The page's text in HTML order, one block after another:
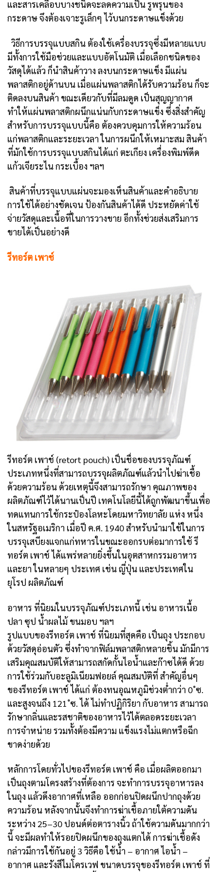
และสารเคลือบบางชนิดจะลดความเป็น รูพรุนของ
กระดาษ จึงต้องเจาะรูเล็กๆ ไว้บนกระดาษแข็งด้วย
วิธีการบรรจุแบบสกิน ต้องใช้เครื่องบรรจุซึ่งมีหลายแบบ
มีทั้งการใช้มือช่วยและแบบอัตโนมัติ เมื่อเลือกชนิดของ
วัสดุได้แล้ว ก็นำสินค้าวาง ลงบนกระดาษแข็ง มีแผ่น
พลาสติกอยู่ด้านบน เมื่อแผ่นพลาสติกได้รับความร้อน ก็จะ
ติดลงบนสินค้า ขณะเดียวกับที่มีลมดูด เป็นสุญญากาศ
ทำให้แผ่นพลาสติกผนึกแน่นกับกระดาษแข็ง ซึ่งสิ่งสำคัญ
สำหรับการบรรจุแบบนี้คือ ต้องควบคุมการให้ความร้อน
แก่พลาสติกและระยะเวลา ในการผนึกให้เหมาะสม สินค้า
ที่มักใช้การบรรจุแบบสกินได้แก่ ตะเกียง เครื่องพิมพ์ดีด
แก้วเจียระไน กระเบื้อง ฯลฯ
สินค้าที่บรรจุแบบแผ่นจะมองเห็นสินค้าและคำอธิบาย
การใช้ได้อย่างชัดเจน ป้องกันสินค้าได้ดี ประหยัดค่าใช้
จ่ายวัสดุและเนื้อที่ในการวางขาย อีกทั้งช่วยส่งเสริมการ
ขายได้เป็นอย่างดี
รีทอร์ต เพาช์
รีทอร์ต เพาช์ (retort pouch) เป็นชื่อของบรรจุภัณฑ์
ประเภทหนึ่งที่สามารถบรรจุผลิตภัณฑ์แล้วนำไปฆ่าเชื้อ
ด้วยความร้อน ด้วยเหตุนี้จึงสามารถรักษา คุณภาพของ
ผลิตภัณฑ์ไว้ได้นานเป็นปี เทคโนโลยีนี้ได้ถูกพัฒนาขึ้นเพื่อ
ทดแทนการใช้กระป๋องโลหะโดยมหาวิทยาลัย แห่ง หนึ่ง
ในสหรัฐอเมริกา เมื่อปี ค.ศ. 1940 สำหรับนำมาใช้ในการ
บรรจุเสบียงแจกแก่ทหารในขณะออกรบต่อมาการใช้ รี
ทอร์ต เพาช์ ได้แพร่หลายยิ่งขึ้นในอุตสาหกรรมอาหาร
และยา ในหลายๆ ประเทศ เช่น ญี่ปุ่น และประเทศใน
ยุโรป ผลิตภัณฑ์
อาหาร ที่นิยมในบรรจุภัณฑ์ประเภทนี้ เช่น อาหารเนื้อ
ปลา ซุป น้ำผลไม้ ขนมอบ ฯลฯ
รูปแบบของรีทอร์ต เพาช์ ที่นิยมที่สุดคือ เป็นถุง ประกอบ
ด้วยวัสดุอ่อนตัว ซึ่งทำจากฟิล์มพลาสติกหลายชิ้น มักมีการ
เสริมคุณสมบัติให้สามารถสกัดกั้นไอน้ำและก๊าซได้ดี ด้วย
การใช้ร่วมกับอะลูมิเนียมฟอยล์ คุณสมบัติที่ สำคัญอื่นๆ
ของรีทอร์ต เพาช์ ได้แก่ ต้องทนอุณหภูมิช่วงต่ำกว่า 0 ํซ.
และสูงจนถึง 121 ํซ. ได้ ไม่ทำปฏิกิริยา กับอาหาร สามารถ
รักษากลิ่นและรสชาติของอาหารไว้ได้ตลอดระยะเวลา
การจำหน่าย รวมทั้งต้องมีความ แข็งแรงไม่แตกหรือฉีก
ขาดง่ายด้วย
หลักการโดยทั่วไปของรีทอร์ต เพาช์ คือ เมื่อผลิตออกมา
เป็นถุงตามโครงสร้างที่ต้องการ จะทำการบรรจุอาหารลง
ในถุง แล้วดึงอากาศที่เหลือ ออกก่อนปิดผนึกปากถุงด้วย
ความร้อน หลังจากนั้นจึงทำการฆ่าเชื้อภายใต้ความดัน
ระหว่าง 25–30 ปอนด์ต่อตารางนิ้ว ถ้าใช้ความดันมากกว่า
นี้ จะมีผลทำให้รอยปิดผนึกของถุงแตกได้ การฆ่าเชื้อดัง
กล่าวมีการใช้กันอยู่ 3 วิธีคือ ใช้น้ำ – อากาศ ไอน้ำ –
อากาศ และรังสีไมโครเวฟ ขนาดบรรจุของรีทอร์ต เพาช์ ที่